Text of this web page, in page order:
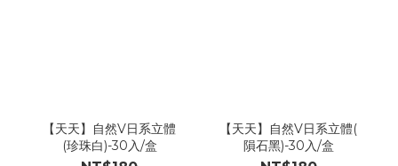
【天天】自然V日系立體
(珍珠白)-30入/盒
【天天】自然V日系立體(
隕石黑)-30入/盒